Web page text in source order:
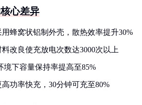
心差异
蜂窝状铝制外壳，散热效率提升30%
料改良使充放电次数达3000次以上
境下容量保持率提高至85%
高功率快充，30分钟可充至80%